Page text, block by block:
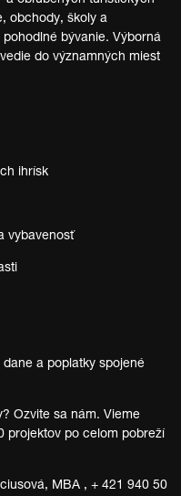
obchody, školy a
bývanie. Výborná
do významných miest
ihrísk
vybavenosť
a poplatky spojené
Ozvite sa nám. Vieme
projektov po celom pobreží
MBA , + 421 940 50